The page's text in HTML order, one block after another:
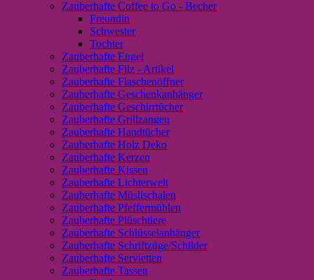
Zauberhafte Coffee to Go - Becher
Freundin
Schwester
Tochter
Zauberhafte Engel
Zauberhafte Filz - Artikel
Zauberhafte Flaschenöffner
Zauberhafte Geschenkanhänger
Zauberhafte Geschirrtücher
Zauberhafte Grillzangen
Zauberhafte Handtücher
Zauberhafte Holz Deko
Zauberhafte Kerzen
Zauberhafte Kissen
Zauberhafte Lichterwelt
Zauberhafte Müslischalen
Zauberhafte Pfeffermühlen
Zauberhafte Plüschtiere
Zauberhafte Schlüsselanhänger
Zauberhafte Schriftzüge/Schilder
Zauberhafte Servietten
Zauberhafte Tassen